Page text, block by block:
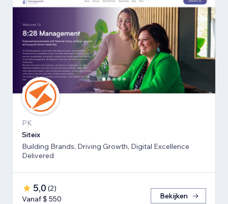
PK
Siteix
Building Brands, Driving Growth, Digital Excellence
Delivered
5,0 (2)
Vanaf $ 550
Bekijken